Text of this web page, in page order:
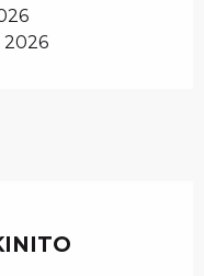
2026